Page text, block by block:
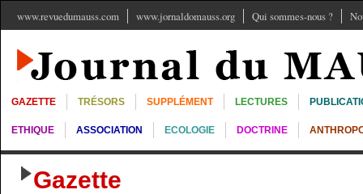
www.revuedumauss.com www.jornaldomauss.org Qui sommes-nous ?
GAZETTE TRÉSORS SUPPLÉMENT LECTURES
ETHIQUE ASSOCIATION ECOLOGIE DOCTRINE
Gazette